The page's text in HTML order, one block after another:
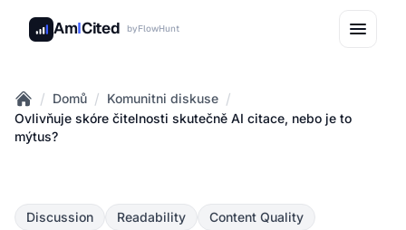
AmICited byFlowHunt
Home
/ Domů / Komunitni diskuse /
Ovlivňuje skóre čitelnosti skutečně AI citace, nebo je to
mýtus?
Discussion Readability Content Quality